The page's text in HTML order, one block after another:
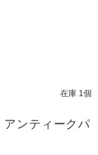
在庫 1個
ンティークパ